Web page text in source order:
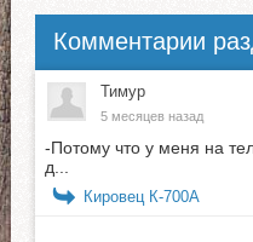
Комментарии
Тимур
5 месяцев назад
-Потому что у меня на
д...
Кировец К-700А